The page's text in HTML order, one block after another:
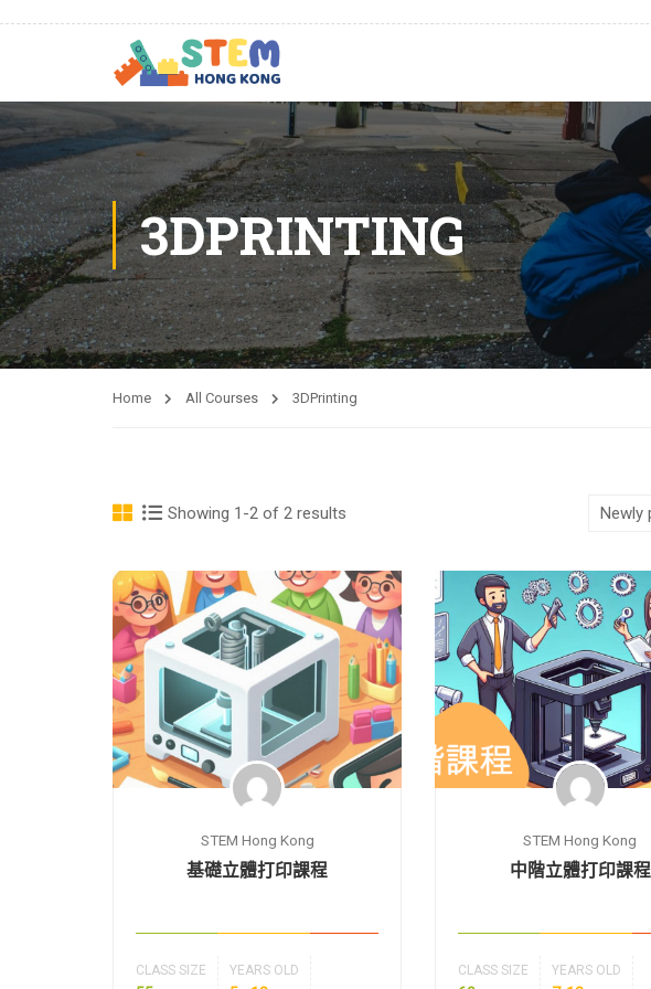
3DPRINTING
Home All Courses 3DPrinting
Showing 1-2 of 2 results
STEM Hong Kong
基礎立體打印課程
CLASS SIZE YEARS OLD
STEM Hong Kong
中階立體打印課程
CLASS SIZE YEARS OLD